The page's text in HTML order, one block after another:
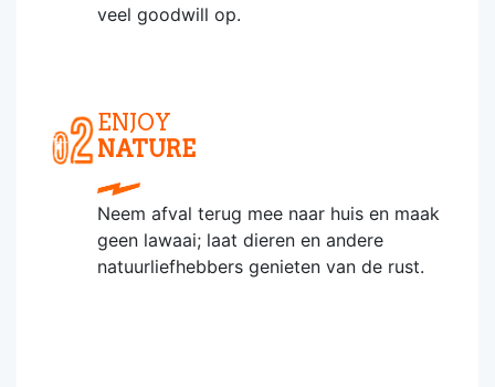
veel goodwill op.
ENJOY
NATURE
Neem afval terug mee naar huis en maak
geen lawaai; laat dieren en andere
natuurliefhebbers genieten van de rust.